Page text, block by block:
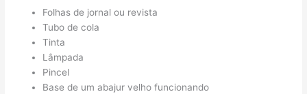
Folhas de jornal ou revista
Tubo de cola
Tinta
Lâmpada
Pincel
Base de um abajur velho funcionando